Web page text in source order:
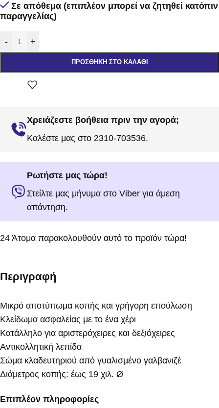
Σε απόθεμα (επιπλέον μπορεί να ζητηθεί κατόπιν
παραγγελίας)
- +
ΠΡΟΣΘΉΚΗ ΣΤΟ ΚΑΛΆΘΙ
Χρειάζεστε βοήθεια πριν την αγορά;
Καλέστε μας στο 2310-703536.
Ρωτήστε μας τώρα!
Στείλτε μας μήνυμα στο Viber για άμεση
απάντηση.
24 Άτομα παρακολουθούν αυτό το προϊόν τώρα!
Περιγραφή
Μικρό αποτύπωμα κοπής και γρήγορη επούλωση
Κλείδωμα ασφαλείας με το ένα χέρι
Κατάλληλο για αριστερόχειρες και δεξιόχειρες
Αντικολλητική λεπίδα
Σώμα κλαδευτηριού από γυαλισμένο γαλβανιζέ
Διάμετρος κοπής: έως 19 χιλ. Ø
Επιπλέον πληροφορίες